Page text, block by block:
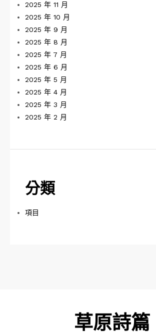
2025 年 11 月
2025 年 10 月
2025 年 9 月
2025 年 8 月
2025 年 7 月
2025 年 6 月
2025 年 5 月
2025 年 4 月
2025 年 3 月
2025 年 2 月
分類
項目
草原詩篇